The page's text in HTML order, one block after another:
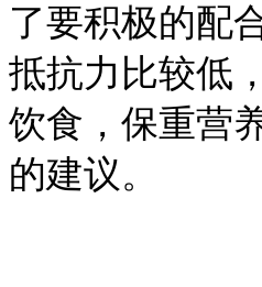
了要积极的配
抵抗力比较低
饮食，保重营
的建议。